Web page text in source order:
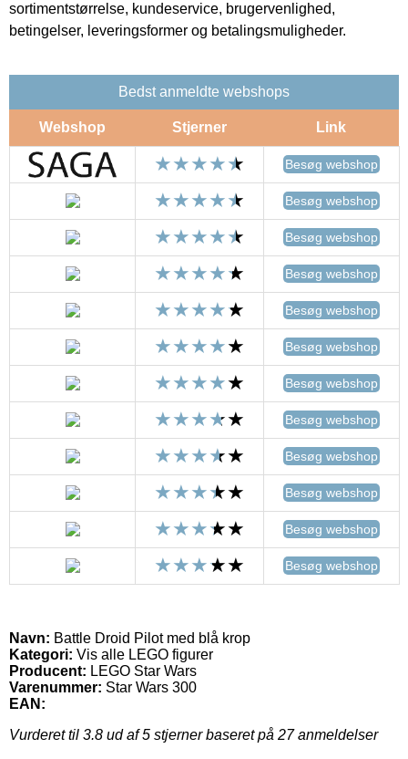
sortimentstørrelse, kundeservice, brugervenlighed,
betingelser, leveringsformer og betalingsmuligheder.
Bedst anmeldte webshops
Webshop Stjerner Link
Besøg webshop
Besøg webshop
Besøg webshop
Besøg webshop
Besøg webshop
Besøg webshop
Besøg webshop
Besøg webshop
Besøg webshop
Besøg webshop
Besøg webshop
Besøg webshop
Navn: Battle Droid Pilot med blå krop
Kategori: Vis alle LEGO figurer
Producent: LEGO Star Wars
Varenummer: Star Wars 300
EAN:
Vurderet til 3.8 ud af 5 stjerner baseret på 27anmeldelser